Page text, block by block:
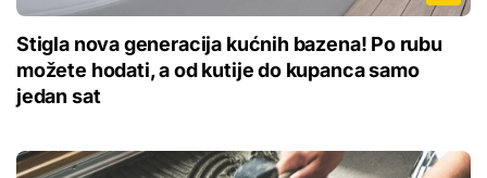
Stigla nova generacija kućnih bazena! Po rubu
možete hodati, a od kutije do kupanca samo
jedan sat